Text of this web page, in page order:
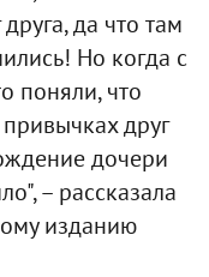
да что там
Но когда с
поняли, что
друг
дочери
– рассказала
изданию